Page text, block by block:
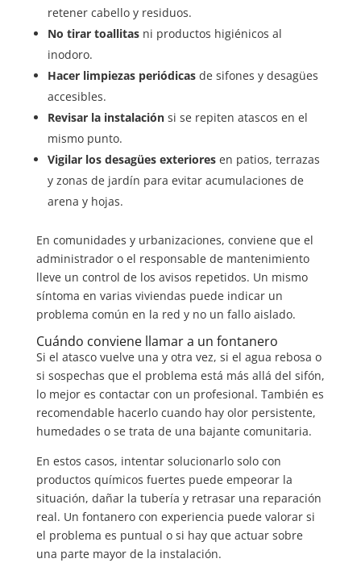
retener cabello y residuos.
No tirar toallitasni productos higiénicos al
inodoro.
Hacer limpiezas periódicasde sifones y desagües
accesibles.
Revisar la instalaciónsi se repiten atascos en el
mismo punto.
Vigilar los desagües exterioresen patios, terrazas
y zonas de jardín para evitar acumulaciones de
arena y hojas.
En comunidades y urbanizaciones, conviene que el
administrador o el responsable de mantenimiento
lleve un control de los avisos repetidos. Un mismo
síntoma en varias viviendas puede indicar un
problema común en la red y no un fallo aislado.
Cuándo conviene llamar a un fontanero
Si el atasco vuelve una y otra vez, si el agua rebosa o
si sospechas que el problema está más allá del sifón,
lo mejor es contactar con un profesional. También es
recomendable hacerlo cuando hay olor persistente,
humedades o se trata de una bajante comunitaria.
En estos casos, intentar solucionarlo solo con
productos químicos fuertes puede empeorar la
situación, dañar la tubería y retrasar una reparación
real. Un fontanero con experiencia puede valorar si
el problema es puntual o si hay que actuar sobre
una parte mayor de la instalación.